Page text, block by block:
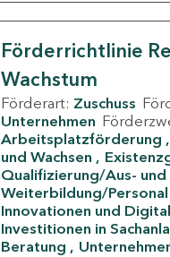
Förderrichtlinie
Wachstum
Förderart: Zuschuss
Unternehmen
Arbeitsplatzförderung
und Wachsen
Qualifizierung/Aus- und
Weiterbildung/Personal
Innovationen und
Investitionen in
Beratung